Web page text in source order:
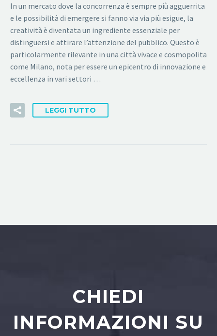
In un mercato dove la concorrenza è sempre più agguerrita
e le possibilità di emergere si fanno via via più esigue, la
creatività è diventata un ingrediente essenziale per
distinguersi e attirare l’attenzione del pubblico. Questo è
particolarmente rilevante in una città vivace e cosmopolita
come Milano, nota per essere un epicentro di innovazione e
eccellenza in vari settori …
LEGGI TUTTO
CHIEDI
INFORMAZIONI SU